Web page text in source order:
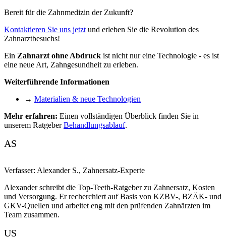
Bereit für die Zahnmedizin der Zukunft?
Kontaktieren Sie uns jetzt und erleben Sie die Revolution des
Zahnarztbesuchs!
Ein Zahnarzt ohne Abdruck ist nicht nur eine Technologie - es ist
eine neue Art, Zahngesundheit zu erleben.
Weiterführende Informationen
→ Materialien & neue Technologien
Mehr erfahren: Einen vollständigen Überblick finden Sie in
unserem RatgeberBehandlungsablauf.
AS
Verfasser: Alexander S., Zahnersatz-Experte
Alexander schreibt die Top-Teeth-Ratgeber zu Zahnersatz, Kosten
und Versorgung. Er recherchiert auf Basis von KZBV-, BZÄK- und
GKV-Quellen und arbeitet eng mit den prüfenden Zahnärzten im
Team zusammen.
US